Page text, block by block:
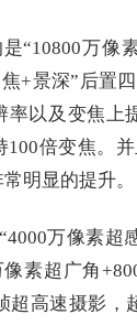
“10800万像
+景深”后置
率以及变焦上
倍变焦。并
明显的提升。
万像素超
素超广角
超高速摄影，